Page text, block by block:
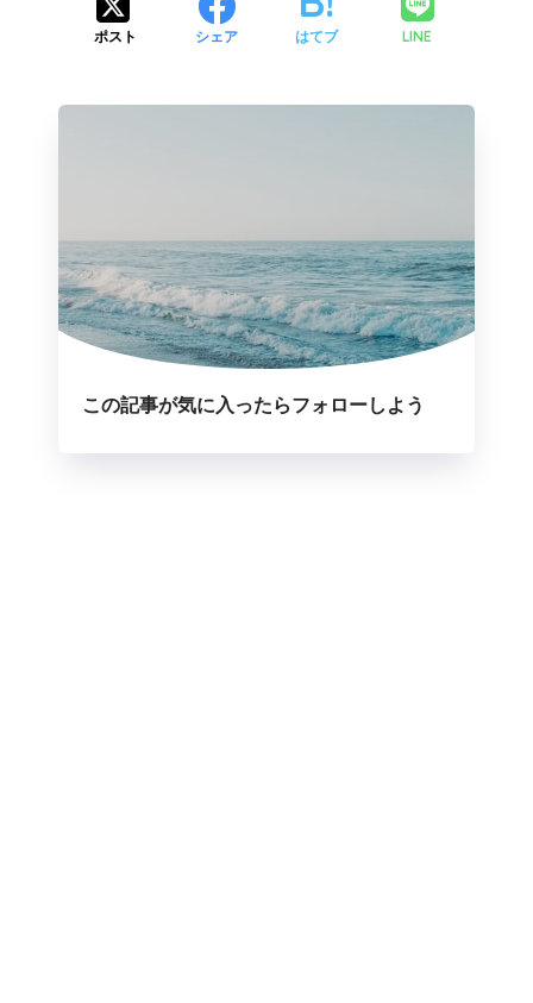
ポスト シェア はてブ LINE
この記事が気に入ったらフォローしよう